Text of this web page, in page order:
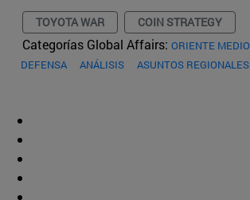
TOYOTA WAR COIN STRATEGY
Categorías Global Affairs: ORIENTE MEDIO
DEFENSA
ANÁLISIS ASUNTOS REGIONALES